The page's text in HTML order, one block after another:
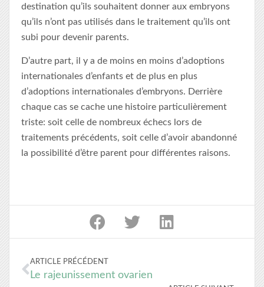
destination qu’ils souhaitent donner aux embryons
qu’ils n’ont pas utilisés dans le traitement qu’ils ont
subi pour devenir parents.
D’autre part, il y a de moins en moins d’adoptions
internationales d’enfants et de plus en plus
d’adoptions internationales d’embryons. Derrière
chaque cas se cache une histoire particulièrement
triste: soit celle de nombreux échecs lors de
traitements précédents, soit celle d’avoir abandonné
la possibilité d’être parent pour différentes raisons.
ARTICLE PRÉCÉDENT
Le rajeunissement ovarien